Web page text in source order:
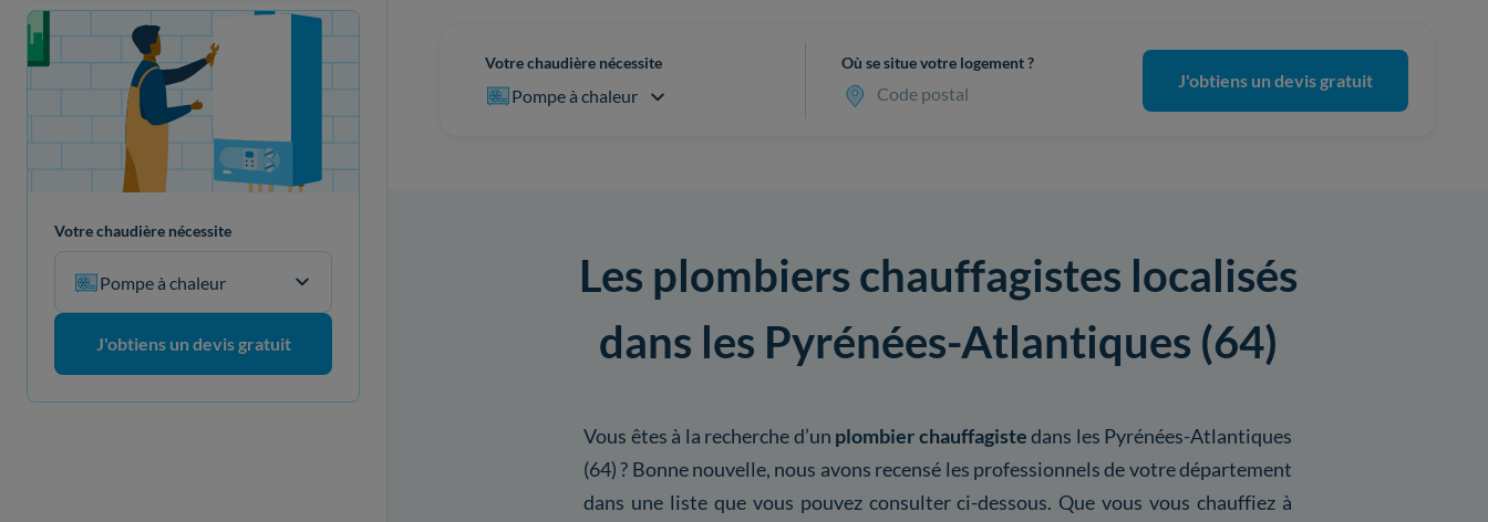
Votre projet de rénovation
Votre chaudière nécessite
Pompe à chaleur
J'obtiens un devis gratuit
Votre chaudière nécessite
Pompe à chaleur
Où se situe votre logement ?
Code postal
J'obtiens un devis gratuit
Les plombiers chauffagistes localisés
dans les Pyrénées-Atlantiques (64)
Vous êtes à la recherche d’un plombier chauffagistedans les Pyrénées-Atlantiques
(64) ? Bonne nouvelle, nous avons recensé les professionnels de votre département
dans une liste que vous pouvez consulter ci-dessous. Que vous vous chauffiez à